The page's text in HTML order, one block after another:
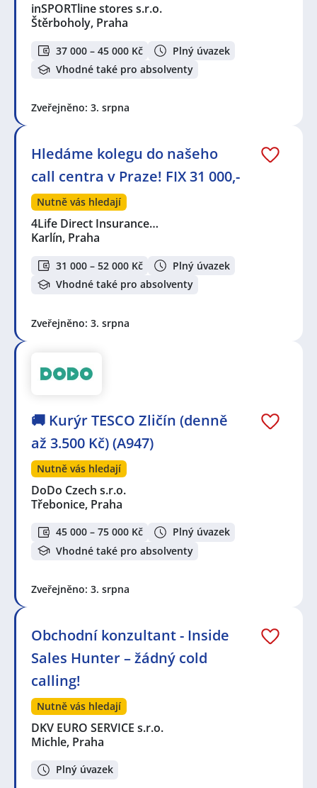
inSPORTline stores s.r.o.
Štěrboholy, Praha
37 000 – 45 000 Kč
Plný úvazek
Vhodné také pro absolventy
Zveřejněno: 3. srpna
Hledáme kolegu do našeho
call centra v Praze! FIX 31 000,-
Nutně vás hledají
4Life Direct Insurance…
Karlín, Praha
31 000 – 52 000 Kč
Plný úvazek
Vhodné také pro absolventy
Zveřejněno: 3. srpna
🚚 Kurýr TESCO Zličín (denně
až 3.500 Kč) (A947)
Nutně vás hledají
DoDo Czech s.r.o.
Třebonice, Praha
45 000 – 75 000 Kč
Plný úvazek
Vhodné také pro absolventy
Zveřejněno: 3. srpna
Obchodní konzultant - Inside
Sales Hunter – žádný cold
calling!
Nutně vás hledají
DKV EURO SERVICE s.r.o.
Michle, Praha
Plný úvazek